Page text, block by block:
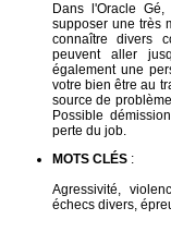
Dans l'Oracle
supposer une très
connaître divers
peuvent aller
également une
votre bien être au
source de
Possible
perte du job.
MOTS CLÉS :
Agressivité,
échecs divers,